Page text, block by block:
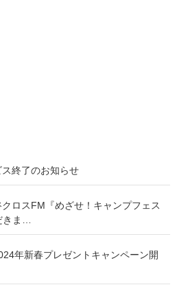
ス終了のお知らせ
ロスFM『めざせ！キャンプフェス
きま…
年新春プレゼントキャンペーン開